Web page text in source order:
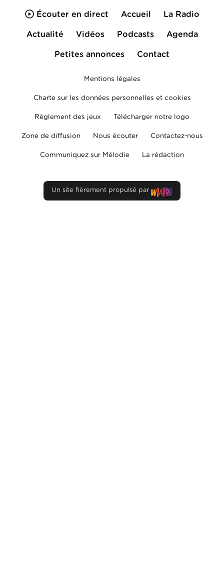
Écouter en direct Accueil La Radio
Actualité Vidéos Podcasts Agenda
Petites annonces Contact
Mentions légales
Charte sur les données personnelles et cookies
Règlement des jeux Télécharger notre logo
Zone de diffusion Nous écouter Contactez-nous
Communiquez sur Mélodie La rédaction
Un site fièrement propulsé par